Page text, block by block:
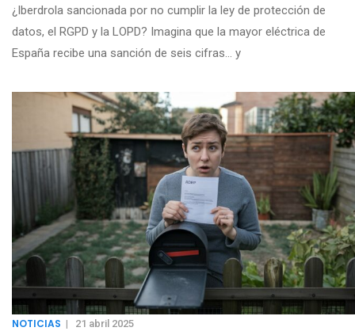
¿Iberdrola sancionada por no cumplir la ley de protección de
datos, el RGPD y la LOPD? Imagina que la mayor eléctrica de
España recibe una sanción de seis cifras… y
NOTICIAS | 21 abril 2025